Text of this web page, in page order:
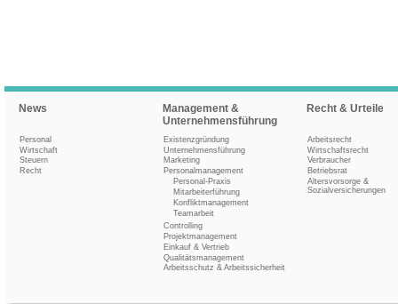
News
Personal
Wirtschaft
Steuern
Recht
Management &
Unternehmensführung
Existenzgründung
Unternehmensführung
Marketing
Personalmanagement
Personal-Praxis
Mitarbeiterführung
Konfliktmanagement
Teamarbeit
Controlling
Projektmanagement
Einkauf & Vertrieb
Qualitätsmanagement
Arbeitsschutz & Arbeitssicherheit
Recht & Urteile
Arbeitsrecht
Wirtschaftsrecht
Verbraucher
Betriebsrat
Altersvorsorge &
Sozialversicherungen